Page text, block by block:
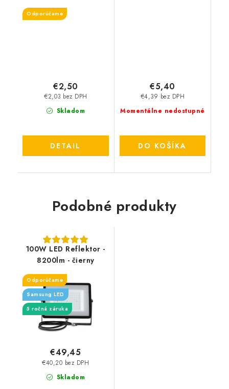
P45, 2700K
Odporúčame
Skladom
€2,03 bez DPH
€2,50
DETAIL
Momentálne nedostupné
€4,39 bez DPH
€5,40
DO KOŠÍKA
Podobné produkty
100W LED Reflektor -
8200lm - čierny
Odporúčame
Samsung LED
5 ročná záruka
Skladom
€40,20 bez DPH
€49,45